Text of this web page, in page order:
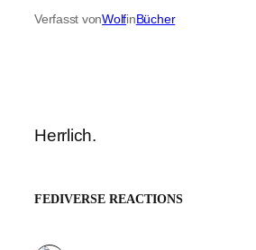
Verfasst vonWolfinBücher
Herrlich.
FEDIVERSE REACTIONS